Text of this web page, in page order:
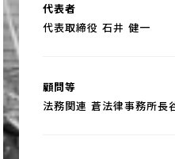
代表者
代表取締役 石井 健一
顧問等
法務関連 蒼法律事務所長